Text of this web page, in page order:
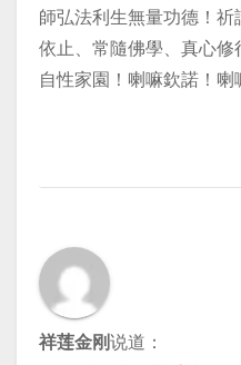
師弘法利生無量功德！
依止、常隨佛學、真心
自性家園！喇嘛欽諾！喇
祥莲金刚说道：